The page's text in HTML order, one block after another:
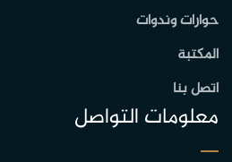
حوارات وندوات
المكتبة
اتصل بنا
معلومات التواصل